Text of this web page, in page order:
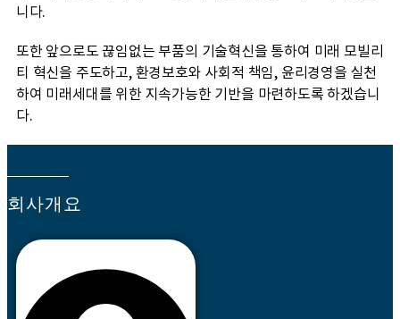
니다.
또한 앞으로도 끊임없는 부품의 기술혁신을 통하여 미래 모빌리
티 혁신을 주도하고, 환경보호와 사회적 책임, 윤리경영을 실천
하여 미래세대를 위한 지속가능한 기반을 마련하도록 하겠습니
다.
회사개요